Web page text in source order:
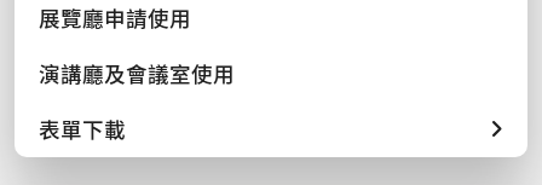
展覽廳申請使用
演講廳及會議室使用
表單下載